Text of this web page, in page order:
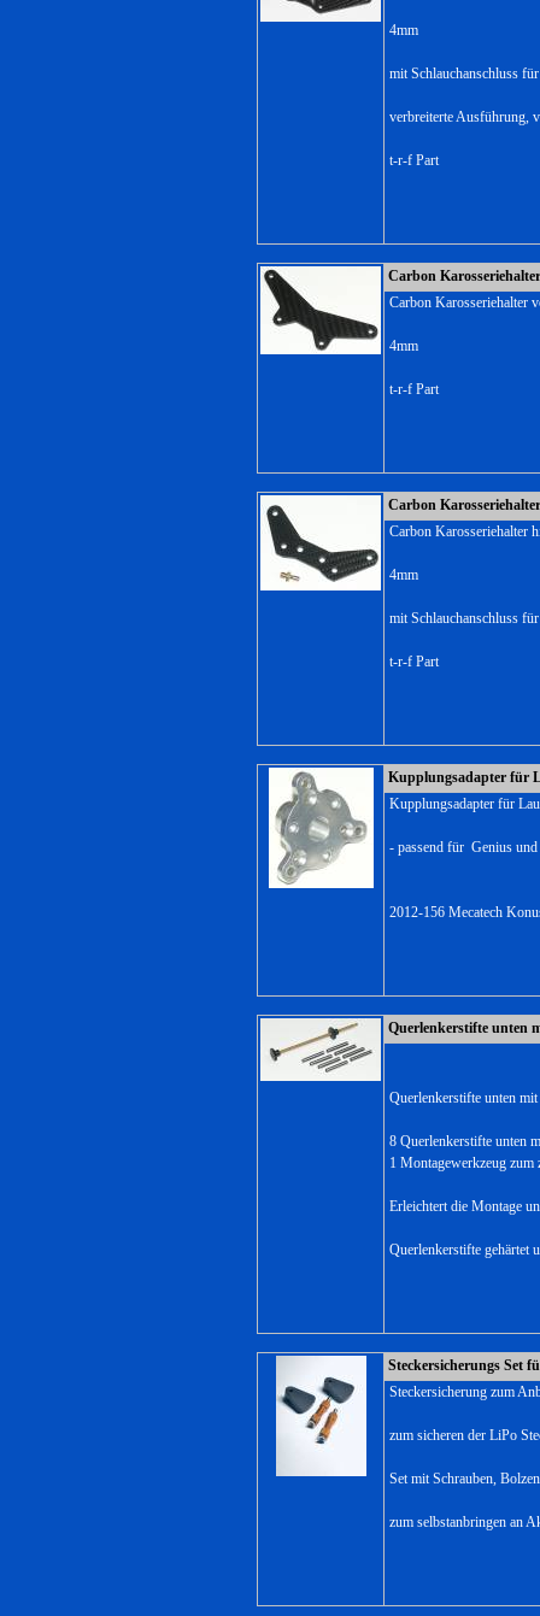
4mm
mit Schlauchanschluss
verbreiterte Ausführung,
t-r-f Part
Carbon
Carbon Karosseriehalter
4mm
t-r-f Part
Carbon
Carbon Karosseriehalter
4mm
mit Schlauchanschluss
t-r-f Part
Kupplungsadapter für
Kupplungsadapter für
- passend für Genius und
2012-156 Mecatech
Querlenkerstifte unten
Querlenkerstifte unten
8 Querlenkerstifte unten
1 Montagewerkzeug zum
Erleichtert die Montage
Querlenkerstifte gehärtet
Steckersicherungs Set
Steckersicherung zum
zum sicheren der LiPo
Set mit Schrauben,
zum selbstanbringen an